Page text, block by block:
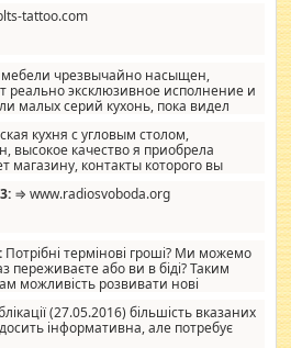
tattoo.com
чрезвычайно насыщен,
реально эксклюзивное исполнение и
малых серий кухонь, пока видел
креативненько и что главное -
ненужных наворотов удорожающих
фактор.
кухня с угловым столом,
высокое качество я приобрела
магазину, контакты которого вы
⇒ www.radiosvoboda.org
Потрібні термінові гроші? Ми можемо
переживаєте або ви в біді? Таким
можливість розвивати нові
дати їм шанс. Кожен
і, оскільки влада не зможе, вони
(27.05.2016) більшість вказаних
інформативна, але потребує